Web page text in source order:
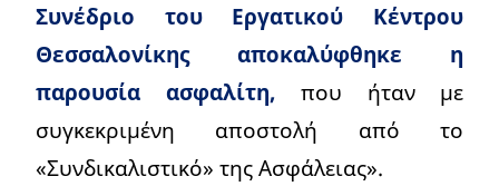
Συνέδριο του Εργατικού Κέντρου
Θεσσαλονίκης αποκαλύφθηκε η
παρουσία ασφαλίτη, που ήταν με
συγκεκριμένη αποστολή από το
«Συνδικαλιστικό» της Ασφάλειας».